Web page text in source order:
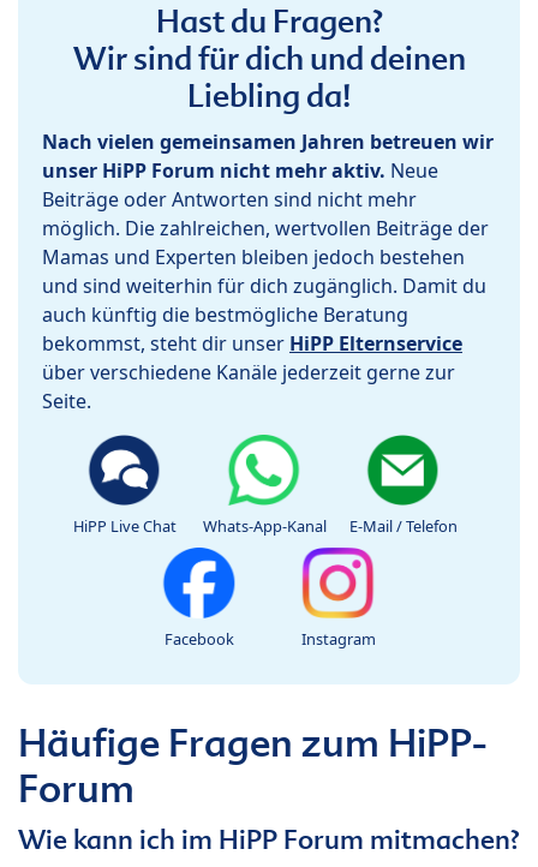
Hast du Fragen?
Wir sind für dich und deinen
Liebling da!
Nach vielen gemeinsamen Jahren betreuen wir
unser HiPP Forum nicht mehr aktiv. Neue
Beiträge oder Antworten sind nicht mehr
möglich. Die zahlreichen, wertvollen Beiträge der
Mamas und Experten bleiben jedoch bestehen
und sind weiterhin für dich zugänglich. Damit du
auch künftig die bestmögliche Beratung
bekommst, steht dir unser HiPP Elternservice
über verschiedene Kanäle jederzeit gerne zur
Seite.
HiPP Live Chat Whats-App-Kanal E-Mail / Telefon
Facebook Instagram
Häufige Fragen zum HiPP-
Forum
Wie kann ich im HiPP Forum mitmachen?